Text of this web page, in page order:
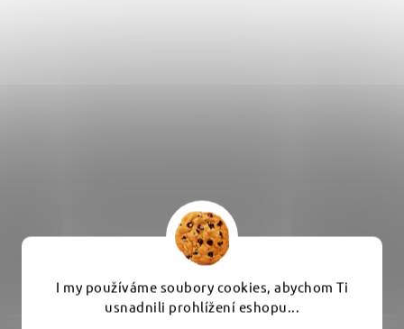
I my používáme soubory cookies, abychom Ti
usnadnili prohlížení eshopu...
Bilt Hamber Double Speed Wax 250ml hybridní